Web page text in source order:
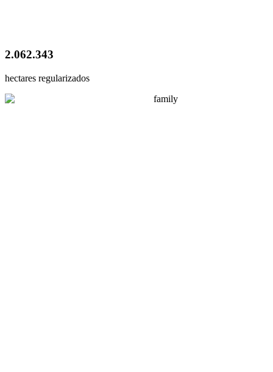
2.062.343
hectares regularizados